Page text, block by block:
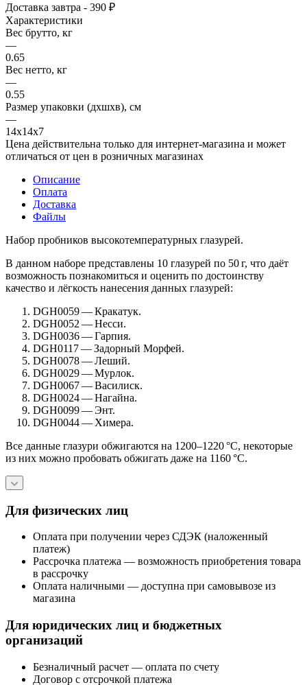
Доставка завтра - 390 ₽
Характеристики
Вес брутто, кг
—
0.65
Вес нетто, кг
—
0.55
Размер упаковки (дхшхв), см
—
14х14х7
Цена действительна только для интернет-магазина и может
отличаться от цен в розничных магазинах
Описание
Оплата
Доставка
Файлы
Набор пробников высокотемпературных глазурей.
В данном наборе представлены 10 глазурей по 50 г, что даёт
возможность познакомиться и оценить по достоинству
качество и лёгкость нанесения данных глазурей:
DGH0059 — Кракатук.
DGH0052 — Несси.
DGH0036 — Гарпия.
DGH0117 — Задорный Морфей.
DGH0078 — Леший.
DGH0029 — Мурлок.
DGH0067 — Василиск.
DGH0024 — Нагайна.
DGH0099 — Энт.
DGH0044 — Химера.
Все данные глазури обжигаются на 1200–1220 °C, некоторые
из них можно пробовать обжигать даже на 1160 °C.
Для физических лиц
Оплата при получении через СДЭК (наложенный
платеж)
Рассрочка платежа — возможность приобретения товара
в рассрочку
Оплата наличными — доступна при самовывозе из
магазина
Для юридических лиц и бюджетных
организаций
Безналичный расчет — оплата по счету
Договор с отсрочкой платежа